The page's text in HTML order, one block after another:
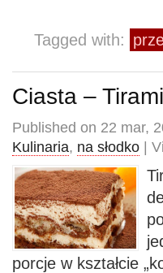
Tagged with:
Ciasta –
Published on 22 mar,
Kulinaria, na słodko |
porcje w kształcie